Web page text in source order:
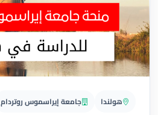
هولندا جامعة إيراسموس روتردام